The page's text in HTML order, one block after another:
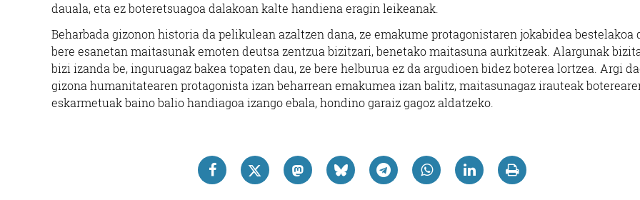
dauala, eta ez boteretsuagoa dalakoan kalte handiena eragin leikeanak.
Beharbada gizonon historia da pelikulean azaltzen dana, ze emakume protagonistaren jokabidea bestelakoa
bere esanetan maitasunak emoten deutsa zentzua bizitzari, benetako maitasuna aurkitzeak. Alargunak
bizi izanda be, inguruagaz bakea topaten dau, ze bere helburua ez da argudioen bidez boterea lortzea. Argi
gizona humanitatearen protagonista izan beharrean emakumea izan balitz, maitasunagaz irauteak
eskarmetuak baino balio handiagoa izango ebala, hondino garaiz gagoz aldatzeko.